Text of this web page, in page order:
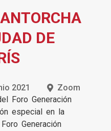
DE
2021
Zoom
Foro Generación
especial en la
Generación